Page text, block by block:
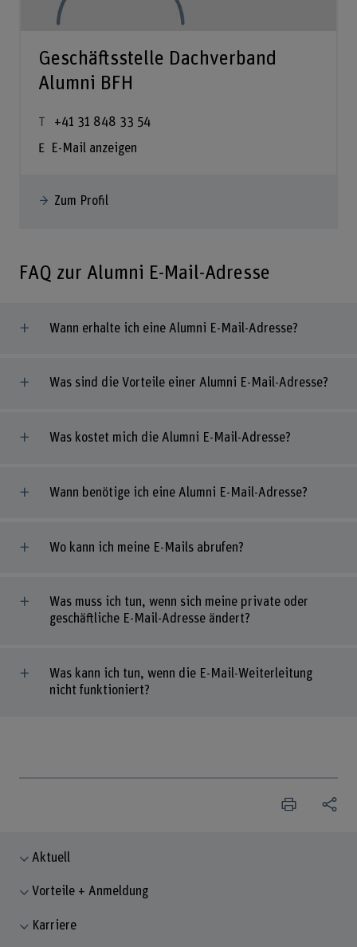
Geschäftsstelle Dachverband
Alumni BFH
+41 31 848 33 54
E-Mail anzeigen
Zum Profil
FAQ zur Alumni E-Mail-Adresse
Wann erhalte ich eine Alumni E-Mail-Adresse?
Was sind die Vorteile einer Alumni E-Mail-Adresse?
Was kostet mich die Alumni E-Mail-Adresse?
Wann benötige ich eine Alumni E-Mail-Adresse?
Wo kann ich meine E-Mails abrufen?
Was muss ich tun, wenn sich meine private oder
geschäftliche E-Mail-Adresse ändert?
Was kann ich tun, wenn die E-Mail-Weiterleitung
nicht funktioniert?
Aktuell
Vorteile + Anmeldung
Karriere